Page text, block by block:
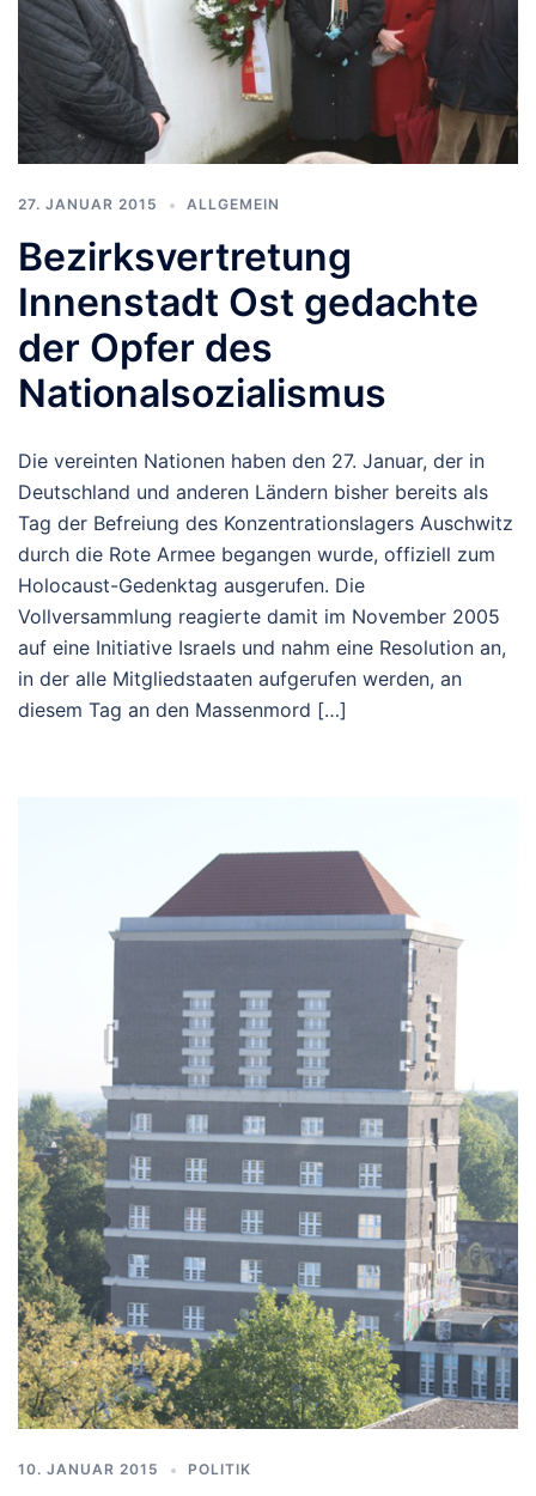
27. JANUAR 2015 ALLGEMEIN
Bezirksvertretung
Innenstadt Ost gedachte
der Opfer des
Nationalsozialismus
Die vereinten Nationen haben den 27. Januar, der in
Deutschland und anderen Ländern bisher bereits als
Tag der Befreiung des Konzentrationslagers Auschwitz
durch die Rote Armee begangen wurde, offiziell zum
Holocaust-Gedenktag ausgerufen. Die
Vollversammlung reagierte damit im November 2005
auf eine Initiative Israels und nahm eine Resolution an,
in der alle Mitgliedstaaten aufgerufen werden, an
diesem Tag an den Massenmord […]
10. JANUAR 2015 POLITIK